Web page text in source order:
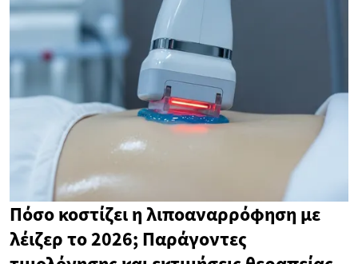
Πόσο κοστίζει η λιποαναρρόφηση με
λέιζερ το 2026; Παράγοντες